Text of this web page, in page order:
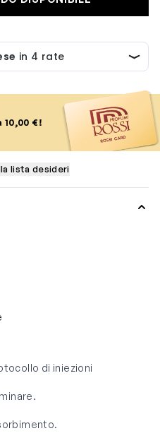
10,00 €!
lista desideri
di iniezioni